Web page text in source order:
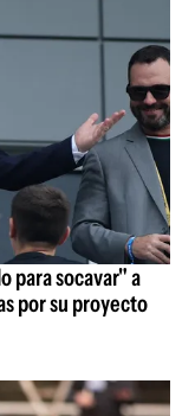
para socavar" a
por su proyecto